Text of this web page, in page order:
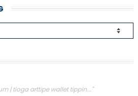
| tioga arttipe wallet tippin..."